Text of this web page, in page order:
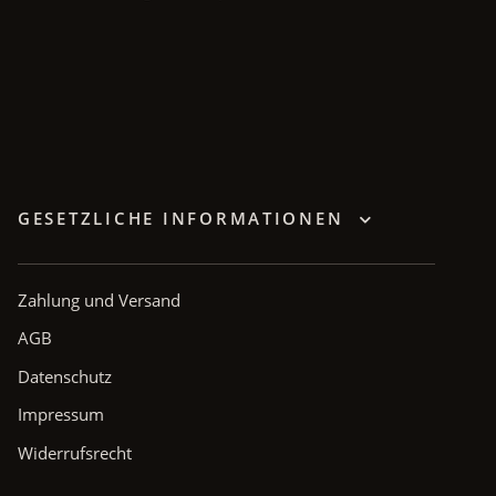
GESETZLICHE INFORMATIONEN
Zahlung und Versand
AGB
Datenschutz
Impressum
Widerrufsrecht